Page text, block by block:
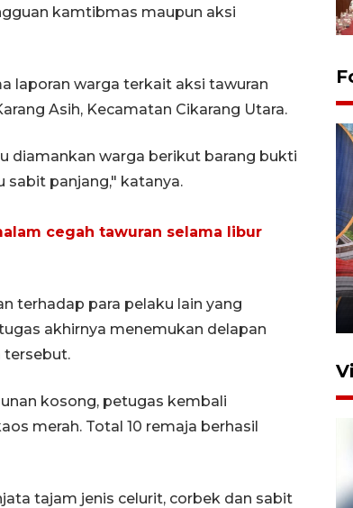
kamtibmas maupun aksi
laporan warga terkait aksi tawuran
Asih, Kecamatan Cikarang Utara.
diamankan warga berikut barang bukti
sabit panjang," katanya.
cegah tawuran selama libur
terhadap para pelaku lain yang
akhirnya menemukan delapan
tersebut.
kosong, petugas kembali
merah. Total 10 remaja berhasil
tajam jenis celurit, corbek dan sabit
Komisi V DPR tinjau
12 Juni 2026 18:49